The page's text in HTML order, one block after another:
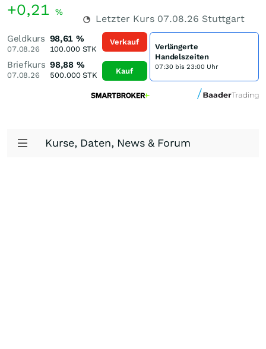
+0,21 %
Letzter Kurs 07.08.26 Stuttgart
Geldkurs
07.08.26
98,61 %
100.000STK
Briefkurs
07.08.26
98,88 %
500.000STK
Verkauf
Kauf
Verlängerte
Handelszeiten
07:30 bis 23:00 Uhr
Kurse, Daten, News & Forum